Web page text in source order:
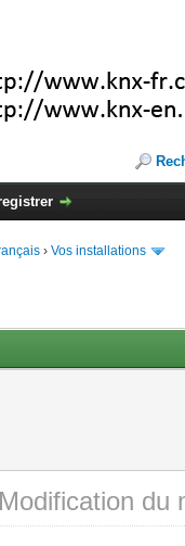
› Vos installations
du